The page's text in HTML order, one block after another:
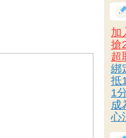
加
搶
超
綁
抵
1
成
心